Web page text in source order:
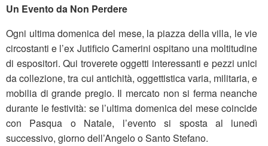
Un Evento da Non Perdere
Ogni ultima domenica del mese, la piazza della villa, le vie
circostanti e l’ex Jutificio Camerini ospitano una moltitudine
di espositori. Qui troverete oggetti interessanti e pezzi unici
da collezione, tra cui antichità, oggettistica varia, militaria, e
mobilia di grande pregio. Il mercato non si ferma neanche
durante le festività: se l’ultima domenica del mese coincide
con Pasqua o Natale, l’evento si sposta al lunedì
successivo, giorno dell’Angelo o Santo Stefano.